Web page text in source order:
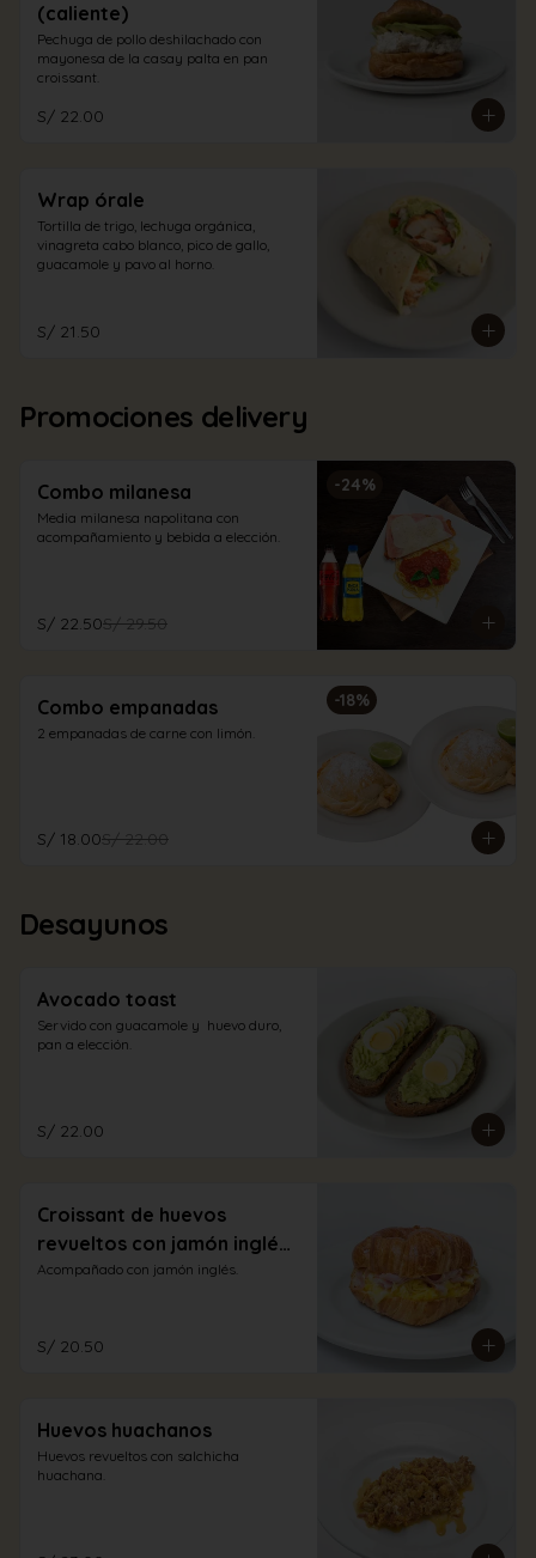
(caliente)
Pechuga de pollo deshilachado con
mayonesa de la casay palta en pan
croissant.
S/ 22.00
Wrap órale
Tortilla de trigo, lechuga orgánica,
vinagreta cabo blanco, pico de gallo,
guacamole y pavo al horno.
S/ 21.50
Promociones delivery
-24%
Combo milanesa
Media milanesa napolitana con
acompañamiento y bebida a elección.
S/ 22.50S/ 29.50
-18%
Combo empanadas
2 empanadas de carne con limón.
S/ 18.00S/ 22.00
Desayunos
Avocado toast
Servido con guacamole y  huevo duro,
pan a elección.
S/ 22.00
Croissant de huevos
revueltos con jamón inglés
y queso
Acompañado con jamón inglés.
S/ 20.50
Huevos huachanos
Huevos revueltos con salchicha
huachana.